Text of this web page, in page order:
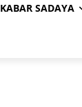
KABAR SADAYA